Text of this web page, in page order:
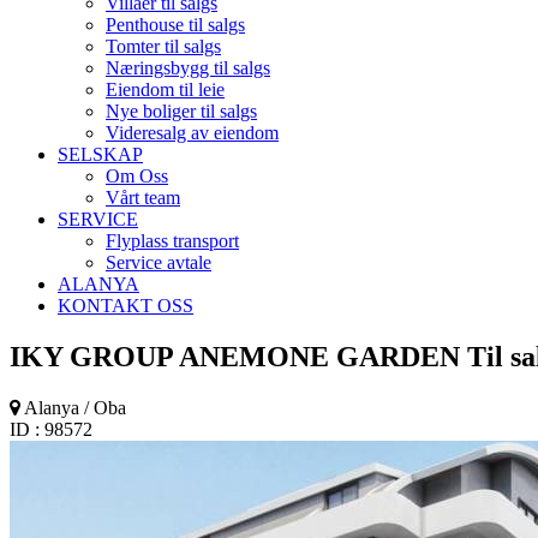
Penthouse til salgs
Tomter til salgs
Næringsbygg til salgs
Eiendom til leie
Nye boliger til salgs
Videresalg av eiendom
SELSKAP
Om Oss
Vårt team
SERVICE
Flyplass transport
Service avtale
ALANYA
KONTAKT OSS
IKY GROUP ANEMONE GARDEN Til
Alanya / Oba
ID : 98572